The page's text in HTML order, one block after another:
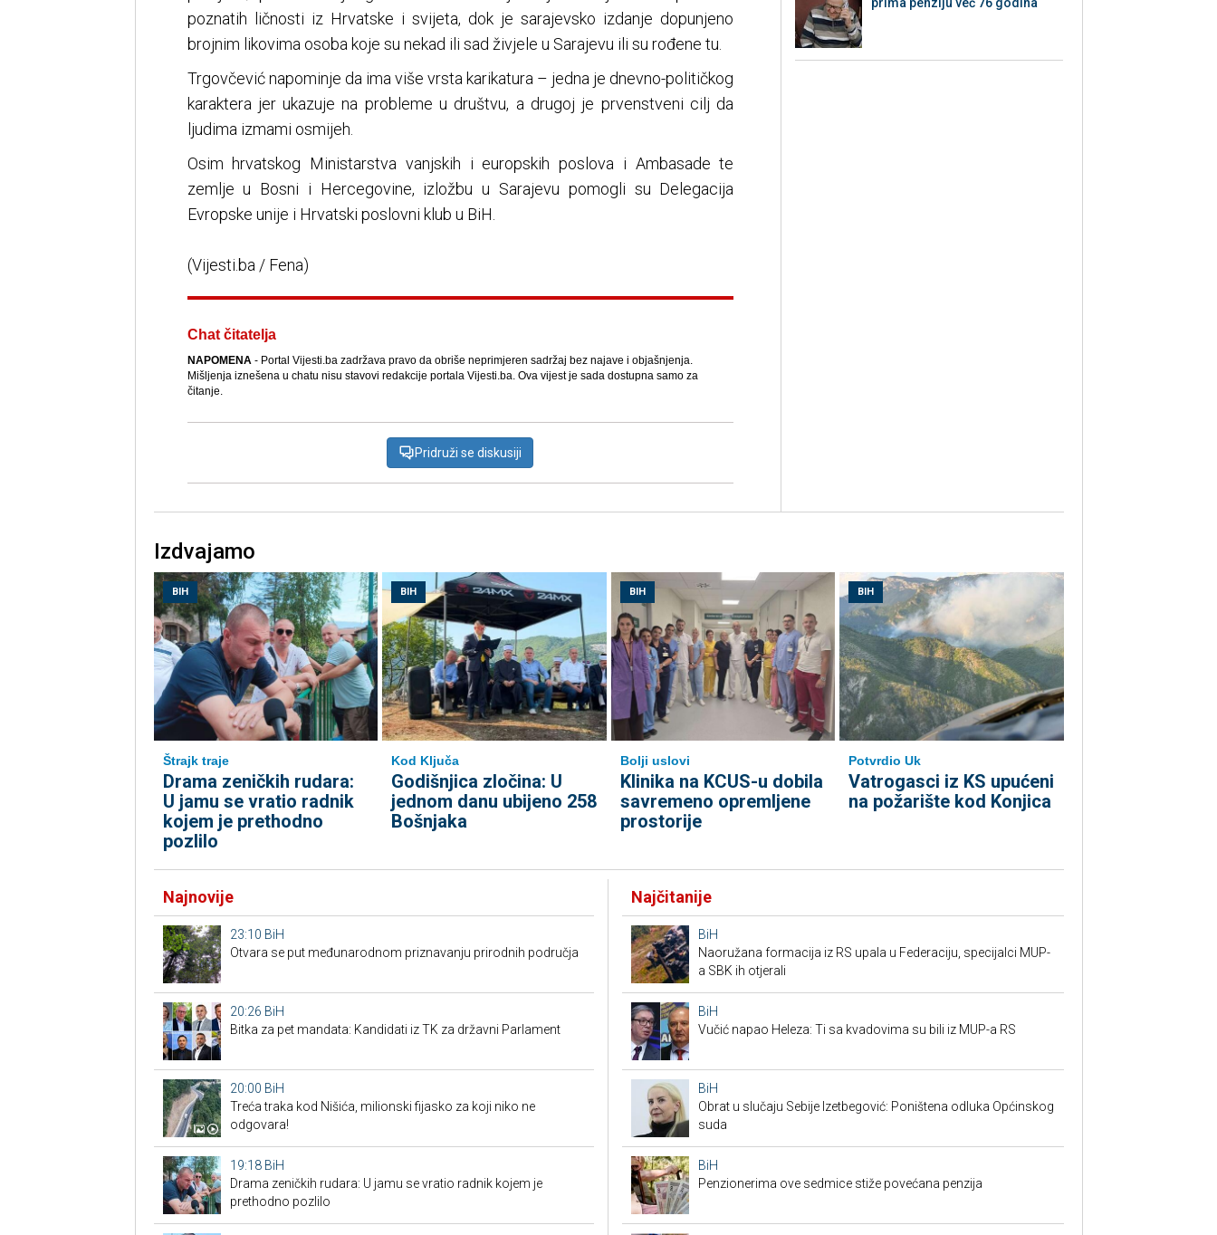
poznatih ličnosti iz Hrvatske i svijeta, dok je sarajevsko izdanje dopunjeno
brojnim likovima osoba koje su nekad ili sad živjele u Sarajevu ili su rođene tu.
Trgovčević napominje da ima više vrsta karikatura – jedna je dnevno-političkog
karaktera jer ukazuje na probleme u društvu, a drugoj je prvenstveni cilj da
ljudima izmami osmijeh.
Osim hrvatskog Ministarstva vanjskih i europskih poslova i Ambasade te
zemlje u Bosni i Hercegovine, izložbu u Sarajevu pomogli su Delegacija
Evropske unije i Hrvatski poslovni klub u BiH.
(Vijesti.ba / Fena)
Chat čitatelja
NAPOMENA- Portal Vijesti.ba zadržava pravo da obriše neprimjeren sadržaj bez najave i objašnjenja.
Mišljenja iznešena u chatu nisu stavovi redakcije portala Vijesti.ba. Ova vijest je sada dostupna samo za
čitanje.
Pridruži se diskusiji
prima penziju već 76 godina
Izdvajamo
BIH
Štrajk traje
Drama zeničkih rudara:
U jamu se vratio radnik
kojem je prethodno
pozlilo
BIH
Kod Ključa
Godišnjica zločina: U
jednom danu ubijeno 258
Bošnjaka
BIH
Bolji uslovi
Klinika na KCUS-u dobila
savremeno opremljene
prostorije
BIH
Potvrdio Uk
Vatrogasci iz KS upućeni
na požarište kod Konjica
Najnovije
23:10 BiH
Otvara se put međunarodnom priznavanju prirodnih područja
20:26 BiH
Bitka za pet mandata: Kandidati iz TK za državni Parlament
20:00 BiH
Treća traka kod Nišića, milionski fijasko za koji niko ne
odgovara!
19:18 BiH
Drama zeničkih rudara: U jamu se vratio radnik kojem je
prethodno pozlilo
Najčitanije
BiH
Naoružana formacija iz RS upala u Federaciju, specijalci MUP-
a SBK ih otjerali
BiH
Vučić napao Heleza: Ti sa kvadovima su bili iz MUP-a RS
BiH
Obrat u slučaju Sebije Izetbegović: Poništena odluka Općinskog
suda
BiH
Penzionerima ove sedmice stiže povećana penzija